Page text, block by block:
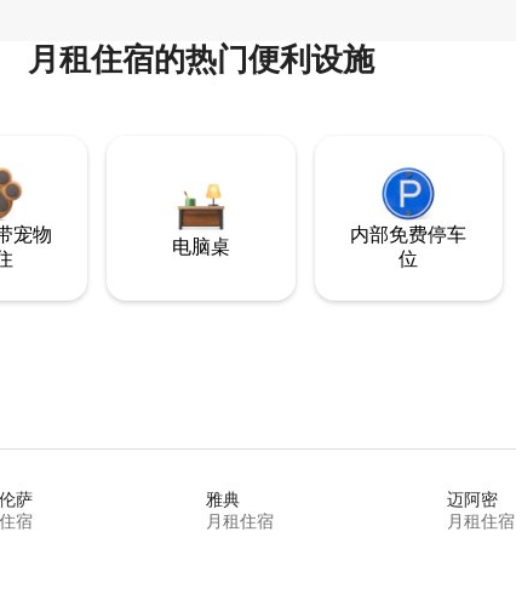
月租住宿的热门便利设施
宠物
电脑桌
内部免费停车
位
萨
宿
雅典
月租住宿
迈阿密
月租住宿